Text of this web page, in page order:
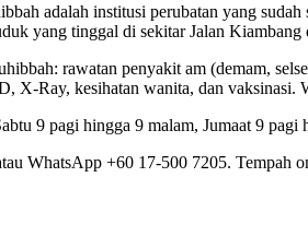
adalah institusi perubatan yang
yang tinggal di sekitar Jalan
rawatan penyakit am (demam,
X-Ray, kesihatan wanita, dan vaksinasi.
9 pagi hingga 9 malam, Jumaat 9
WhatsApp +60 17-500 7205. Tempah